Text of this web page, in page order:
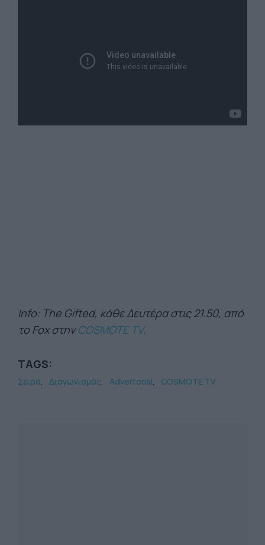
Info: The Gifted, κάθε Δευτέρα στις 21.50, από
το Fox στηνCOSMOTE TV.
TAGS:
Σειρά Διαγωνισμός Advertorial COSMOTE TV